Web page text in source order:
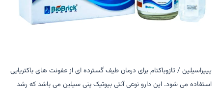
پیپراسیلین / تازوباکتام برای درمان طیف گسترده ای از عفونت های باکتریایی
استفاده می شود. این دارو نوعی آنتی بیوتیک پنی سیلین می باشد که رشد